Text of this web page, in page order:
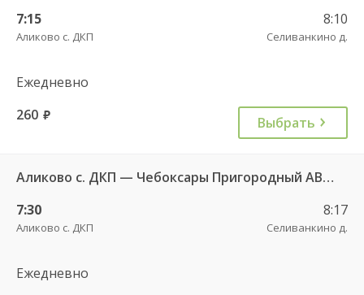
7:15
Аликово с. ДКП
8:10
Селиванкино д.
Ежедневно
260 руб. Выбрать
Аликово с. ДКП — Чебоксары Пригородный АВ 520
7:30
Аликово с. ДКП
8:17
Селиванкино д.
Ежедневно